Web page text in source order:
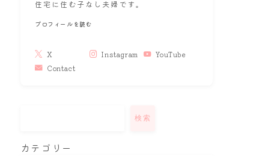
住宅に住む子なし夫婦です。
プロフィールを読む
X Instagram
YouTube
Contact
検索
カテゴリー